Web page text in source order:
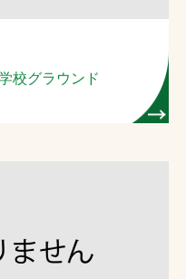
検索
校グラウンド